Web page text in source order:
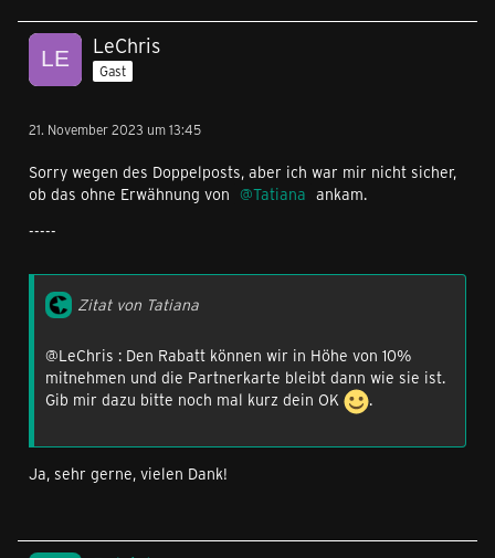
LeChris
Gast
21. November 2023 um 13:45
Sorry wegen des Doppelposts, aber ich war mir nicht sicher,
ob das ohne Erwähnung von
Tatiana ankam.
-----
Zitat von Tatiana
@LeChris : Den Rabatt können wir in Höhe von 10%
mitnehmen und die Partnerkarte bleibt dann wie sie ist.
Gib mir dazu bitte noch mal kurz dein OK
.
Ja, sehr gerne, vielen Dank!